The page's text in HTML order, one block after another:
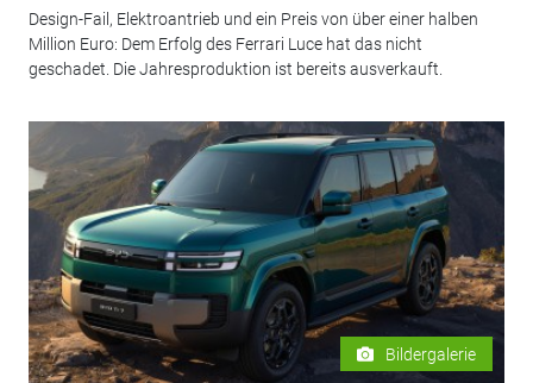
Design-Fail, Elektroantrieb und ein Preis von über einer halben
Million Euro: Dem Erfolg des Ferrari Luce hat das nicht
geschadet. Die Jahresproduktion ist bereits ausverkauft.
Bildergalerie